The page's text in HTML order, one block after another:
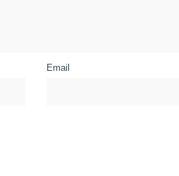
Email